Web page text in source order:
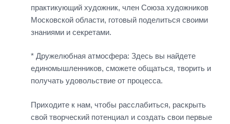
практикующий художник, член Союза художников
Московской области, готовый поделиться своими
знаниями и секретами.
* Дружелюбная атмосфера: Здесь вы найдете
единомышленников, сможете общаться, творить и
получать удовольствие от процесса.
Приходите к нам, чтобы расслабиться, раскрыть
свой творческий потенциал и создать свои первые